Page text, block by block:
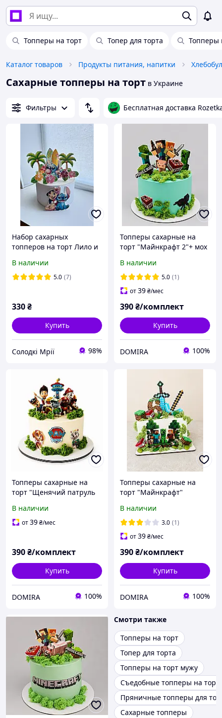
Топперы на торт Топер для торта Топперы
Каталог товаров Продукты питания, напитки
Сахарные топперы на торт в Украине
Фильтры Бесплатная доставка
Набор сахарных
топперов на торт Лило и
В наличии
5.0 (7)
330₴
Купить
Солодкі Мрії 98%
Топперы сахарные на
торт "Майнкрафт 2"+ мох
В наличии
5.0 (1)
от39₴/мес
390₴/комплект
Купить
DOMIRA 100%
Топперы сахарные на
торт "Щенячий патруль
В наличии
от39₴/мес
390₴/комплект
Купить
DOMIRA 100%
Топперы сахарные на
торт "Майнкрафт"
В наличии
3.0 (1)
от39₴/мес
390₴/комплект
Купить
DOMIRA 100%
Смотри также
Топперы на торт
Топер для торта
Топперы на торт мужу
Съедобные топперы на торт
Пряничные топперы для
Сахарные топперы